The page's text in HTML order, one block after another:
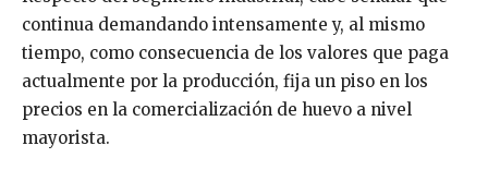
continua demandando intensamente y, al mismo
tiempo, como consecuencia de los valores que paga
actualmente por la producción, fija un piso en los
precios en la comercialización de huevo a nivel
mayorista.